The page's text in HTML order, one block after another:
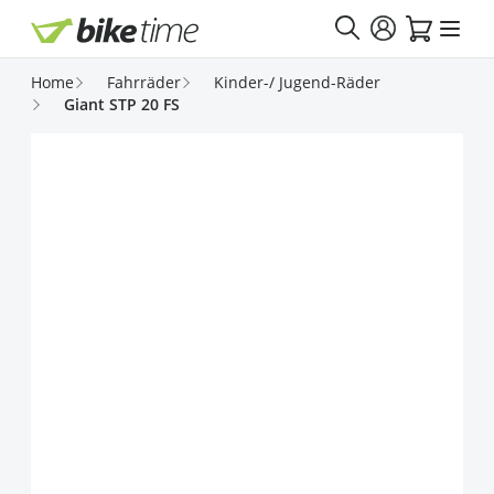
Direkt zum Inhalt
Home Fahrräder
Kinder-/ Jugend-Räder
Giant STP 20 FS